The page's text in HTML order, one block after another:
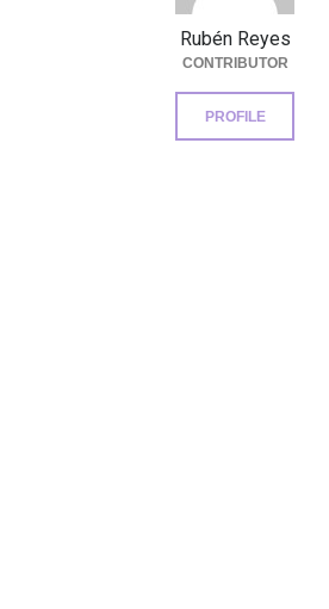
Rubén Reyes
CONTRIBUTOR
PROFILE